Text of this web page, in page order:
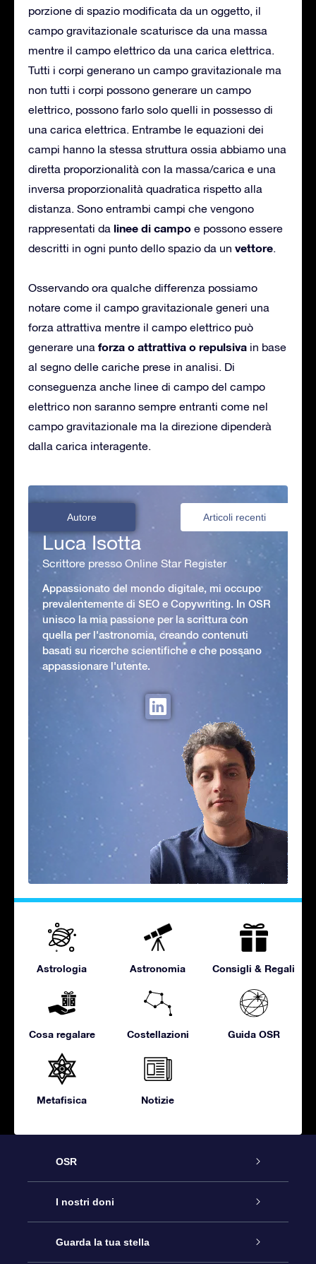
porzione di spazio modificata da un oggetto, il
campo gravitazionale scaturisce da una massa
mentre il campo elettrico da una carica elettrica.
Tutti i corpi generano un campo gravitazionale ma
non tutti i corpi possono generare un campo
elettrico, possono farlo solo quelli in possesso di
una carica elettrica. Entrambe le equazioni dei
campi hanno la stessa struttura ossia abbiamo una
diretta proporzionalità con la massa/carica e una
inversa proporzionalità quadratica rispetto alla
distanza. Sono entrambi campi che vengono
rappresentati da linee di campo e possono essere
descritti in ogni punto dello spazio da un vettore.
Osservando ora qualche differenza possiamo
notare come il campo gravitazionale generi una
forza attrattiva mentre il campo elettrico può
generare una forza o attrattiva o repulsiva in base
al segno delle cariche prese in analisi. Di
conseguenza anche linee di campo del campo
elettrico non saranno sempre entranti come nel
campo gravitazionale ma la direzione dipenderà
dalla carica interagente.
Autore Articoli recenti
Luca Isotta
Scrittore presso Online Star Register
Appassionato del mondo digitale, mi occupo
prevalentemente di SEO e Copywriting. In OSR
unisco la mia passione per la scrittura con
quella per l'astronomia, creando contenuti
basati su ricerche scientifiche e che possano
appassionare l'utente.
Astrologia Astronomia Consigli & Regali
Cosa regalare Costellazioni Guida OSR
Metafisica Notizie
OSR
Assistenza
Contattaci
I nostri doni
Online Star Gift
Guarda la tua stella